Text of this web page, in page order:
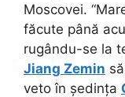
Moscovei.
făcute până
rugându-se la
Jiang Zemin
veto în ședința